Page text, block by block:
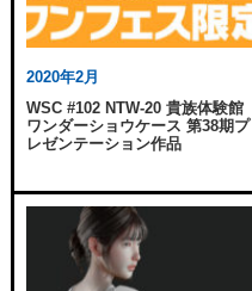
2020年2月
WSC #102 NTW-20 貴族体験館
ワンダーショウケース 第38期プ
レゼンテーション作品